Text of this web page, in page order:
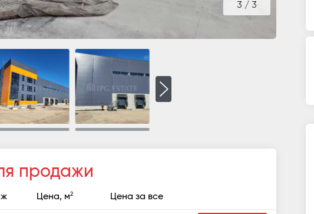
3 / 3
продажи
Цена, м2 Цена за все